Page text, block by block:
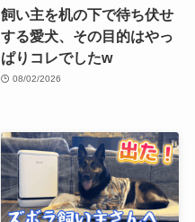
飼い主を机の下で待ち伏せ
する愛犬、その目的はやっ
ぱりコレでしたw
08/02/2026